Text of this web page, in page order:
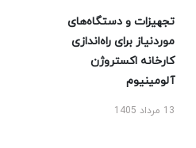
تجهیزات و دستگاه‌های
موردنیاز برای راه‌اندازی
کارخانه اکستروژن
آلومینیوم
13 مرداد 1405